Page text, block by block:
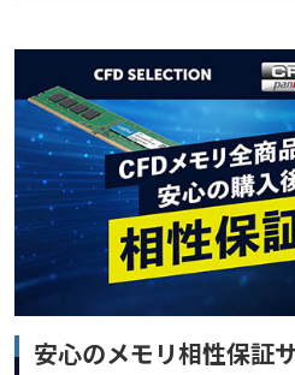
安心のメモリ相性保証